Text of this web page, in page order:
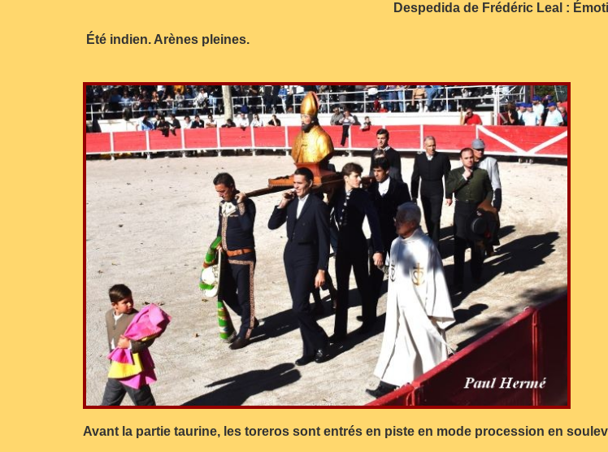
Despedida de Frédéric Leal :
Été indien. Arènes pleines.
Avant la partie taurine, les toreros sont entrés en piste en mode procession en